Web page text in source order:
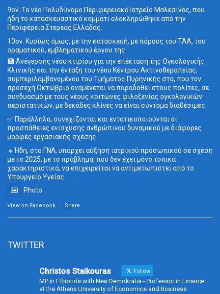
9ον. Το νέο Πολυδύναμο Περιφερειακό Ιατρείο Μαλεσίνας, που
ήδη το κατασκευαστικό κομμάτι ολοκληρώθηκε από την
Περιφέρεια Στερεάς Ελλάδας.
10ον. Κυρίως όμως, με την κατασκευή, με πόρους του ΤΑΑ, του
οραματικού, εμβληματικού έργου της
🏥 Ανέγερσης νέου κτιρίου για την επέκταση της Ογκολογικής
Κλινικής και την ένταξη του νέου Κέντρου Ακτινοθεραπείας,
συμπεριλαμβανομένου του Τμήματος Πυρηνικής στο, που τον
προσεχή Οκτώβριο αναμένεται να παραδοθεί στους πολίτες, σε
συνδυασμό με τους νέους κοιτώνες φιλοξενίας ογκολογικών
περιστατικών, με δεκάδες κλίνες να είναι σύντομα διαθέσιμες.
✅ Παράλληλα, συνεχίζονται και εντατικοποιούνται οι
προσπάθειες ενίσχυσης ανθρώπινου δυναμικού με διάφορες
μορφές εργασιακής σχέσης.
🔹Ήδη, στο ΓΝΛ, υπάρχει αύξηση ιατρικού προσωπικού σε σχέση
με το 2025, με το πρόβλημα, που δεν έχει μόνο τοπικά
χαρακτηριστικά, να επιχειρείται να αντιμετωπιστεί από το
Υπουργείο Υγείας.
Photo
View on Facebook · Share
TWITTER
Christos Staikouras Follow
MP in Fthiotida with Nea Demokratia - Professor in Finance
at the Athens University of Economics and Business